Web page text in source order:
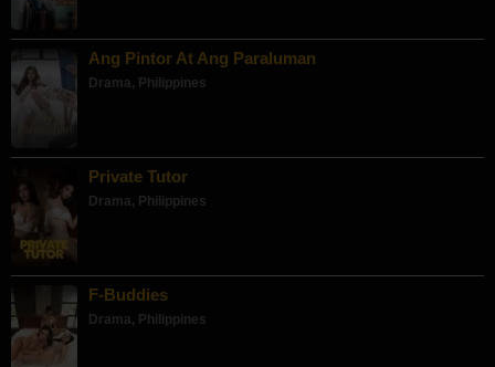
Ang Pintor At Ang Paraluman
Drama, Philippines
Private Tutor
Drama, Philippines
F-Buddies
Drama, Philippines